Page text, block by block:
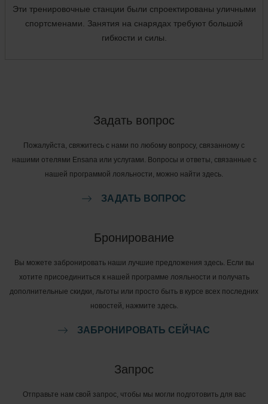
Эти тренировочные станции были спроектированы уличными
спортсменами. Занятия на снарядах требуют большой
гибкости и силы.
Задать вопрос
Пожалуйста, свяжитесь с нами по любому вопросу, связанному с
нашими отелями Ensana или услугами. Вопросы и ответы, связанные с
нашей программой лояльности, можно найти здесь.
ЗАДАТЬ ВОПРОС
Бронирование
Вы можете забронировать наши лучшие предложения здесь. Если вы
хотите присоединиться к нашей программе лояльности и получать
дополнительные скидки, льготы или просто быть в курсе всех последних
новостей, нажмите здесь.
ЗАБРОНИРОВАТЬ СЕЙЧАС
Запрос
Отправьте нам свой запрос, чтобы мы могли подготовить для вас